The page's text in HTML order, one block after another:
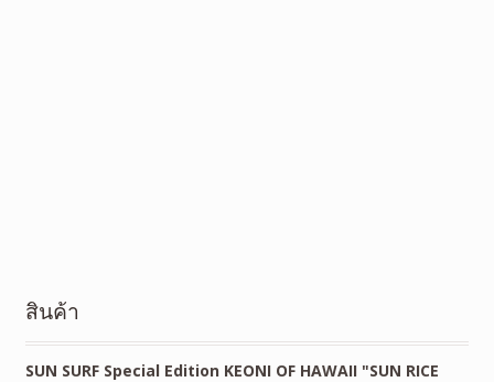
สินค้า
SUN SURF Special Edition KEONI OF HAWAII "SUN RICE